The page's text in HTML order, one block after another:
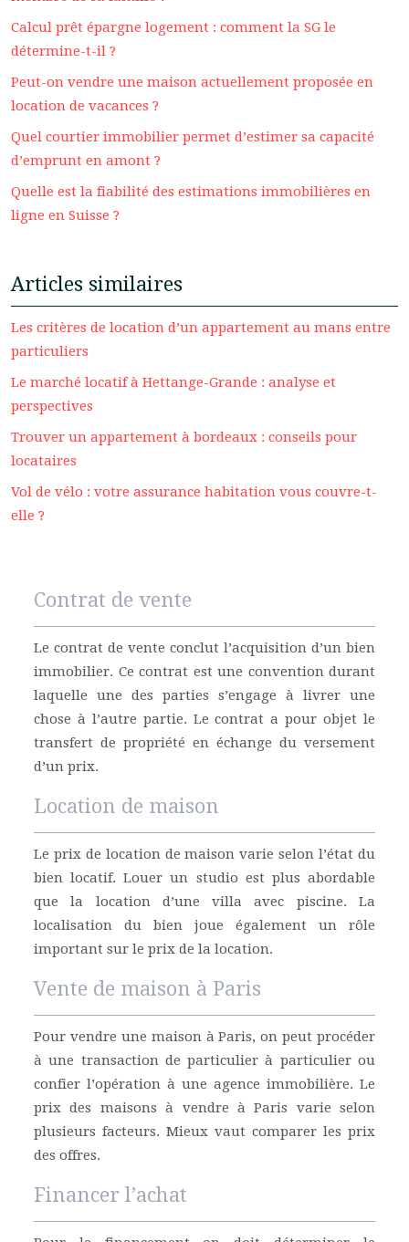
Calcul prêt épargne logement : comment la SG le
détermine-t-il ?
Peut-on vendre une maison actuellement proposée en
location de vacances ?
Quel courtier immobilier permet d’estimer sa capacité
d’emprunt en amont ?
Quelle est la fiabilité des estimations immobilières en
ligne en Suisse ?
Articles similaires
Les critères de location d’un appartement au mans entre
particuliers
Le marché locatif à Hettange-Grande : analyse et
perspectives
Trouver un appartement à bordeaux : conseils pour
locataires
Vol de vélo : votre assurance habitation vous couvre-t-
elle ?
Contrat de vente
Le contrat de vente conclut l’acquisition d’un bien
immobilier. Ce contrat est une convention durant
laquelle une des parties s’engage à livrer une
chose à l’autre partie. Le contrat a pour objet le
transfert de propriété en échange du versement
d’un prix.
Location de maison
Le prix de location de maison varie selon l’état du
bien locatif. Louer un studio est plus abordable
que la location d’une villa avec piscine. La
localisation du bien joue également un rôle
important sur le prix de la location.
Vente de maison à Paris
Pour vendre une maison à Paris, on peut procéder
à une transaction de particulier à particulier ou
confier l’opération à une agence immobilière. Le
prix des maisons à vendre à Paris varie selon
plusieurs facteurs. Mieux vaut comparer les prix
des offres.
Financer l’achat